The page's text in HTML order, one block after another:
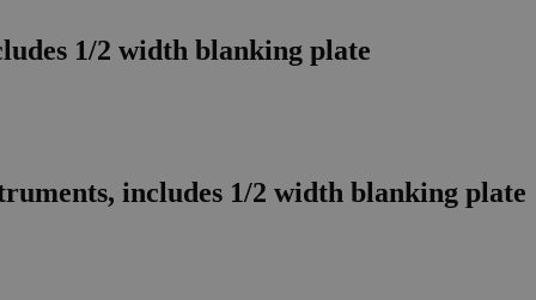
1/2 width blanking plate
includes 1/2 width blanking plate